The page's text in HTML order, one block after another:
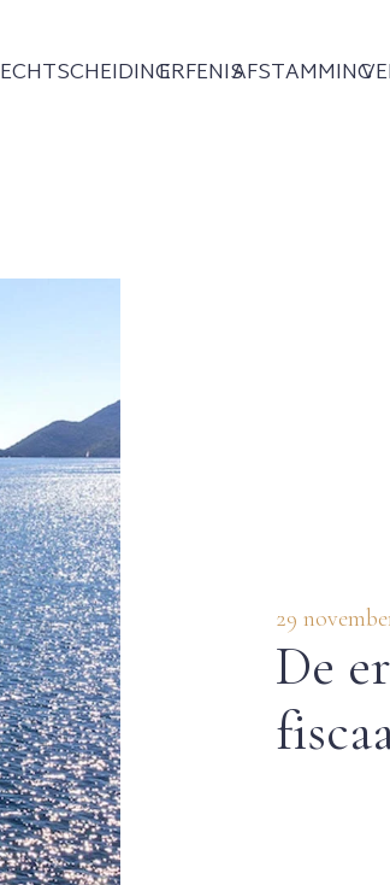
ECHTSCHEIDINGERFENISAFSTAMMING
29
De